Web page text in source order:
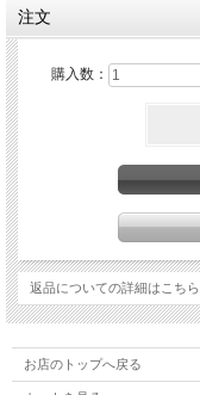
注文
購入数：
返品についての詳細はこちら
お店のトップへ戻る